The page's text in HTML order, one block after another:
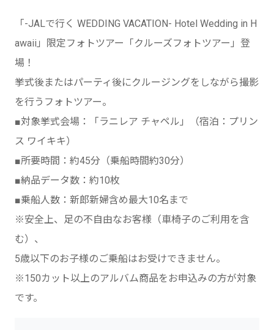
「-JALで行く WEDDING VACATION- Hotel Wedding in H
awaii」限定フォトツアー「クルーズフォトツアー」登
場！
挙式後またはパーティ後にクルージングをしながら撮影
を行うフォトツアー。
■対象挙式会場：「ラニレア チャペル」（宿泊：プリン
ス ワイキキ）
■所要時間：約45分（乗船時間約30分）
■納品データ数：約10枚
■乗船人数：新郎新婦含め最大10名まで
※安全上、足の不自由なお客様（車椅子のご利用を含
む）、
5歳以下のお子様のご乗船はお受けできません。
※150カット以上のアルバム商品をお申込みの方が対象
です。